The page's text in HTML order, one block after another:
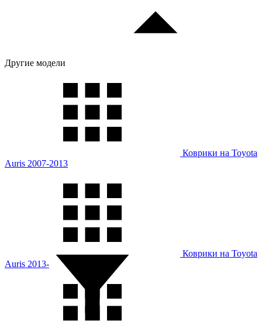
Другие модели
Коврики на Toyota
Auris 2007-2013
Коврики на Toyota
Auris 2013-